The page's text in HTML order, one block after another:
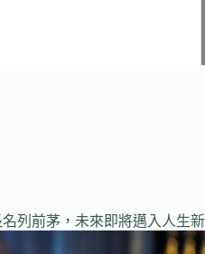
列前茅，未來即將邁入人生